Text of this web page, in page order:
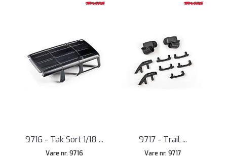
9716 - Tak Sort 1/18 ...
Vare nr. 9716
9717 - Trail ...
Vare nr. 9717